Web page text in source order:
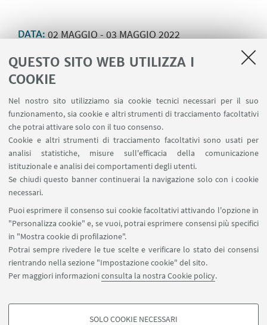
QUESTO SITO WEB UTILIZZA I
COOKIE
Nel nostro sito utilizziamo sia cookie tecnici necessari per il suo
funzionamento, sia cookie e altri strumenti di tracciamento facoltativi
che potrai attivare solo con il tuo consenso.
Cookie e altri strumenti di tracciamento facoltativi sono usati per
analisi statistiche, misure sull'efficacia della comunicazione
istituzionale e analisi dei comportamenti degli utenti.
Se chiudi questo banner continuerai la navigazione solo con i cookie
necessari.
Puoi esprimere il consenso sui cookie facoltativi attivando l'opzione in
"Personalizza cookie" e, se vuoi, potrai esprimere consensi più specifici
in "Mostra cookie di profilazione".
Potrai sempre rivedere le tue scelte e verificare lo stato dei consensi
rientrando nella sezione "Impostazione cookie" del sito.
Per maggiori informazioniconsulta la nostra Cookie policy.
SOLO COOKIE NECESSARI
DATA: 02MAGGIO-03MAGGIO2022
TIPO: Convegni
IN EVIDENZA
Per Emma[ .pdf 414Kb ]
Palazzo Hercolani, Strada Maggiore 45 - 40125
Bologna
cirvis.info@unibo.it
Seguici su: